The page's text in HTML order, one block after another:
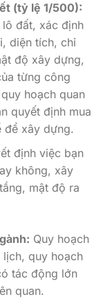
(tỷ lệ 1/500):
đất, xác định
diện tích, chỉ
độ xây dựng,
từng công
hoạch quan
quyết định mua
để xây dựng.
định việc bạn
không, xây
mật độ ra
Quy hoạch
quy hoạch
tác động lớn
quan.